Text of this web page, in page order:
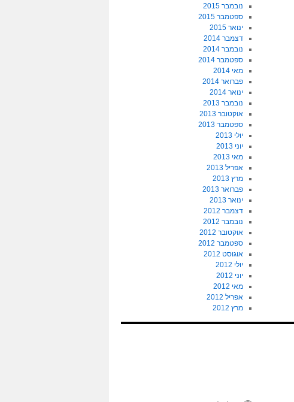
נובמבר 2015
ספטמבר 2015
ינואר 2015
דצמבר 2014
נובמבר 2014
ספטמבר 2014
מאי 2014
פברואר 2014
ינואר 2014
נובמבר 2013
אוקטובר 2013
ספטמבר 2013
יולי 2013
יוני 2013
מאי 2013
אפריל 2013
מרץ 2013
פברואר 2013
ינואר 2013
דצמבר 2012
נובמבר 2012
אוקטובר 2012
ספטמבר 2012
אוגוסט 2012
יולי 2012
יוני 2012
מאי 2012
אפריל 2012
מרץ 2012